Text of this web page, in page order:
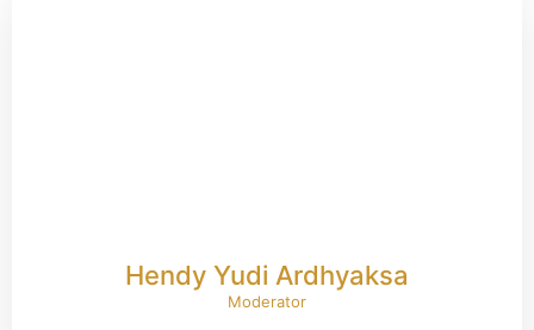
Hendy Yudi Ardhyaksa
Moderator